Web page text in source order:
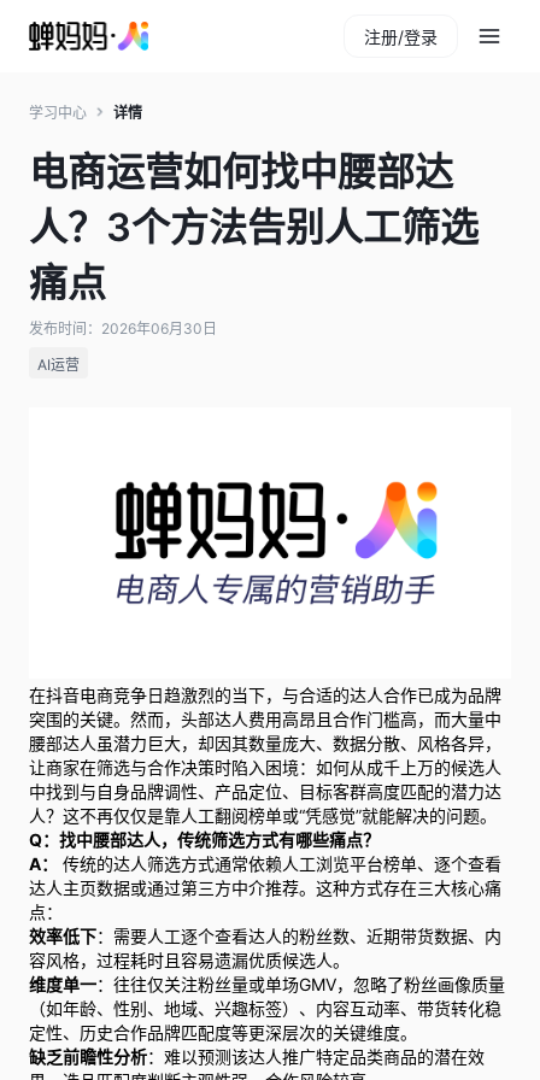
注册/登录
学习中心 详情
电商运营如何找中腰部达
人？3个方法告别人工筛选
痛点
发布时间：2026年06月30日
AI运营
在抖音电商竞争日趋激烈的当下，与合适的达人合作已成为品牌
突围的关键。然而，头部达人费用高昂且合作门槛高，而大量中
腰部达人虽潜力巨大，却因其数量庞大、数据分散、风格各异，
让商家在筛选与合作决策时陷入困境：如何从成千上万的候选人
中找到与自身品牌调性、产品定位、目标客群高度匹配的潜力达
人？这不再仅仅是靠人工翻阅榜单或“凭感觉”就能解决的问题。
Q：找中腰部达人，传统筛选方式有哪些痛点？
A：
传统的达人筛选方式通常依赖人工浏览平台榜单、逐个查看
达人主页数据或通过第三方中介推荐。这种方式存在三大核心痛
点：
效率低下：需要人工逐个查看达人的粉丝数、近期带货数据、内
容风格，过程耗时且容易遗漏优质候选人。
维度单一：往往仅关注粉丝量或单场GMV，忽略了粉丝画像质量
（如年龄、性别、地域、兴趣标签）、内容互动率、带货转化稳
定性、历史合作品牌匹配度等更深层次的关键维度。
缺乏前瞻性分析：难以预测该达人推广特定品类商品的潜在效